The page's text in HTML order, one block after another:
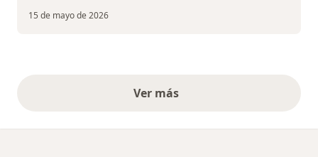
15 de mayo de 2026
Ver másopiniones anteriores